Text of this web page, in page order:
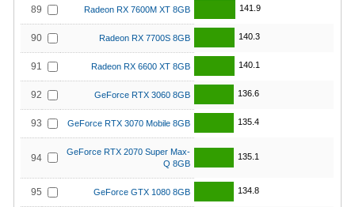
89 Radeon RX 7600M XT 8GB 141.9
90 Radeon RX 7700S 8GB 140.3
91 Radeon RX 6600 XT 8GB 140.1
92 GeForce RTX 3060 8GB 136.6
93 GeForce RTX 3070 Mobile 8GB 135.4
94
GeForce RTX 2070 Super Max-
Q 8GB
135.1
95 GeForce GTX 1080 8GB 134.8